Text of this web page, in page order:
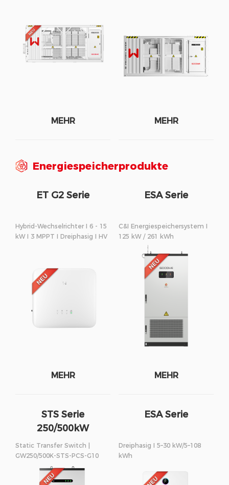
MEHR MEHR
Energiespeicherprodukte
ET G2 Serie
Hybrid-Wechselrichter I 6 - 15
kW I 3 MPPT I Dreiphasig I HV
MEHR
ESA Serie
C&I Energiespeichersystem I
125 kW / 261 kWh
MEHR
STS Serie
250/500kW
Static Transfer Switch |
GW250/500K-STS-PCS-G10
ESA Serie
Dreiphasig I 5–30 kW/5–108
kWh